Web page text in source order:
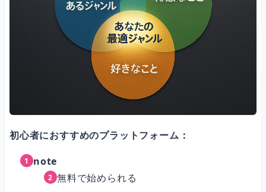
初心者におすすめのプラットフォーム：
note
無料で始められる